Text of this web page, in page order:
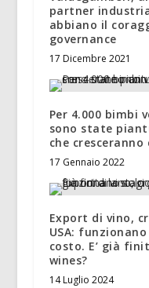
partner
abbiano il
governance
17 Dicembre 2021
Per 4.000 bimbi
sono state
che cresceranno
17 Gennaio 2022
Export di vino,
USA:
costo. E’ già
wines?
14 Luglio 2024